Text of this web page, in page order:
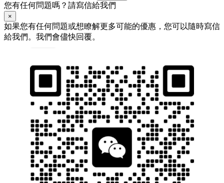
您有任何問題嗎？請寫信給我們
×
如果您有任何問題或想瞭解更多可能的優惠，您可以隨時寫信
給我們。我們會儘快回覆。